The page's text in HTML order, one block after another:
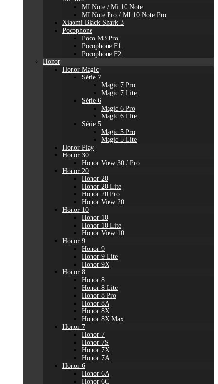
MI Note / Mi 10 Note
MI Note Pro / MI 10 Note Pro
Xiaomi Black Shark 3
Pocophone
Poco M3 Pro
Pocophone F1
Pocophone F2
Honor
Honor Magic
Série 7
Magic 7 Pro
Magic 7 Lite
Série 6
Magic 6 Pro
Magic 6 Lite
Série 5
Magic 5 Pro
Magic 5 Lite
Honor Play
Honor 30
Honor View 30 / Pro
Honor 20
Honor 20
Honor 20 Lite
Honor 20 Pro
Honor View 20
Honor 10
Honor 10
Honor 10 Lite
Honor View 10
Honor 9
Honor 9
Honor 9 Lite
Honor 9X
Honor 8
Honor 8
Honor 8 Lite
Honor 8 Pro
Honor 8A
Honor 8X
Honor 8X Max
Honor 7
Honor 7
Honor 7S
Honor 7X
Honor 7A
Honor 6
Honor 6A
Honor 6C